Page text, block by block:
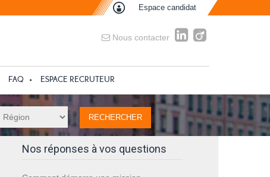
Espace candidat
Nous contacter
FAQ ESPACE RECRUTEUR
Nos réponses à vos questions